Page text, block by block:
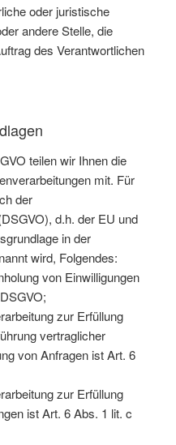
oder juristische
andere Stelle, die
des Verantwortlichen
teilen wir Ihnen die
mit. Für
der
d.h. der EU und
in der
wird, Folgendes:
von Einwilligungen
zur Erfüllung
vertraglicher
von Anfragen ist Art. 6
zur Erfüllung
ist Art. 6 Abs. 1 lit. c